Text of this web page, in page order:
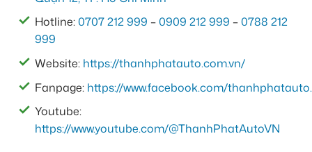
Hotline:0707 212 999 –0909 212 999 –0788 212
999
Website: https://thanhphatauto.com.vn/
Fanpage: https://www.facebook.com/
Youtube:
https://www.youtube.com/@ThanhPhatAutoVN